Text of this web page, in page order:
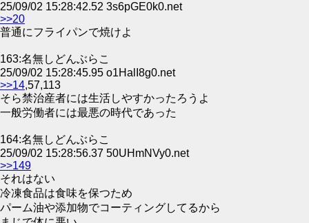
25/09/02 15:28:42.52 3s6pGE0k0.net
>>20
普通にフライパンで焼けよ
163:名無しどんぶらこ
25/09/02 15:28:45.95 o1HalI8g0.net
>>14,57,113
そら禁治産者には生活しやすかったろうよ
一般労働者には最悪の時代であった
164:名無しどんぶらこ
25/09/02 15:28:56.37 50UHmNVy0.net
>>149
それはない
冷凍食品は食味を保つため
パーム油や添加物でコーティングしてるから